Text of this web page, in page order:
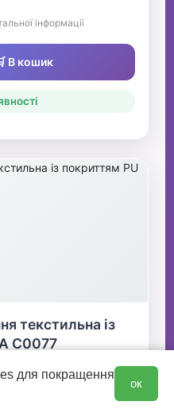
інформації
В кошик
текстильна із
C0077
для покращення
ок
0